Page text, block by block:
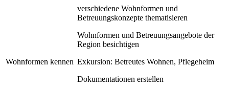
Wohnformen kennen
verschiedene Wohnformen und
Betreuungskonzepte thematisieren
Wohnformen und Betreuungsangebote der
Region besichtigen
Exkursion: Betreutes Wohnen, Pflegeheim
Dokumentationen erstellen